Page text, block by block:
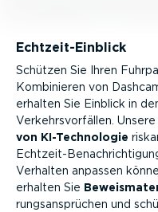
Echtzeit-Ein­blick
Schützen Sie Ihren
Kombinieren von
erhalten Sie Einblick in
Verkehrs­vor­fällen.
von KI-Tech­no­logie
Echtzeit-
Verhalten anpassen
erhalten Sie
rungs­an­sprüchen und